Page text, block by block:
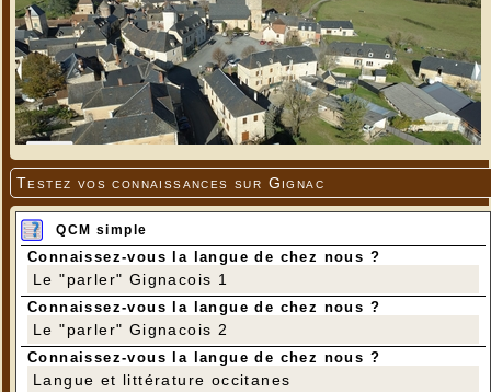
Testez vos connaissances sur Gignac
QCM simple
Connaissez-vous la langue de chez nous ?
Le "parler" Gignacois 1
Connaissez-vous la langue de chez nous ?
Le "parler" Gignacois 2
Connaissez-vous la langue de chez nous ?
Langue et littérature occitanes